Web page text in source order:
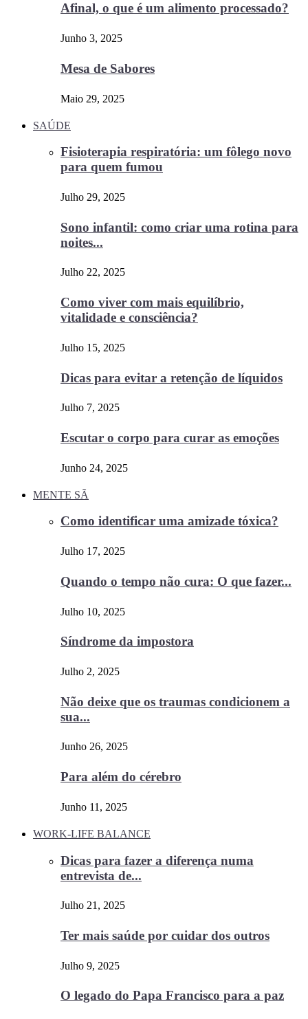
Afinal, o que é um alimento processado?
Junho 3, 2025
Mesa de Sabores
Maio 29, 2025
SAÚDE
Fisioterapia respiratória: um fôlego novo
para quem fumou
Julho 29, 2025
Sono infantil: como criar uma rotina para
noites...
Julho 22, 2025
Como viver com mais equilíbrio,
vitalidade e consciência?
Julho 15, 2025
Dicas para evitar a retenção de líquidos
Julho 7, 2025
Escutar o corpo para curar as emoções
Junho 24, 2025
MENTE SÃ
Como identificar uma amizade tóxica?
Julho 17, 2025
Quando o tempo não cura: O que fazer...
Julho 10, 2025
Síndrome da impostora
Julho 2, 2025
Não deixe que os traumas condicionem a
sua...
Junho 26, 2025
Para além do cérebro
Junho 11, 2025
WORK-LIFE BALANCE
Dicas para fazer a diferença numa
entrevista de...
Julho 21, 2025
Ter mais saúde por cuidar dos outros
Julho 9, 2025
O legado do Papa Francisco para a paz